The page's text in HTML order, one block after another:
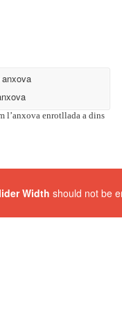
l’anxova enrotllada a dins
Width should not be